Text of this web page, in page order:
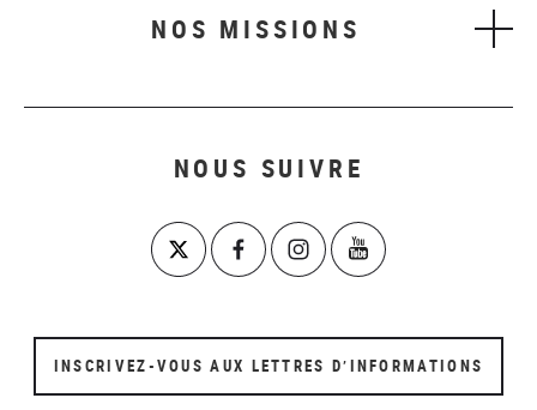
NOS MISSIONS
NOUS SUIVRE
INSCRIVEZ-VOUS AUX LETTRES D’INFORMATIONS